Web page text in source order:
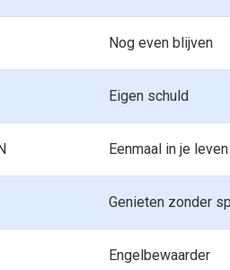
Nog even blijven
Eigen schuld
Eenmaal in je leven
Genieten zonder
Engelbewaarder